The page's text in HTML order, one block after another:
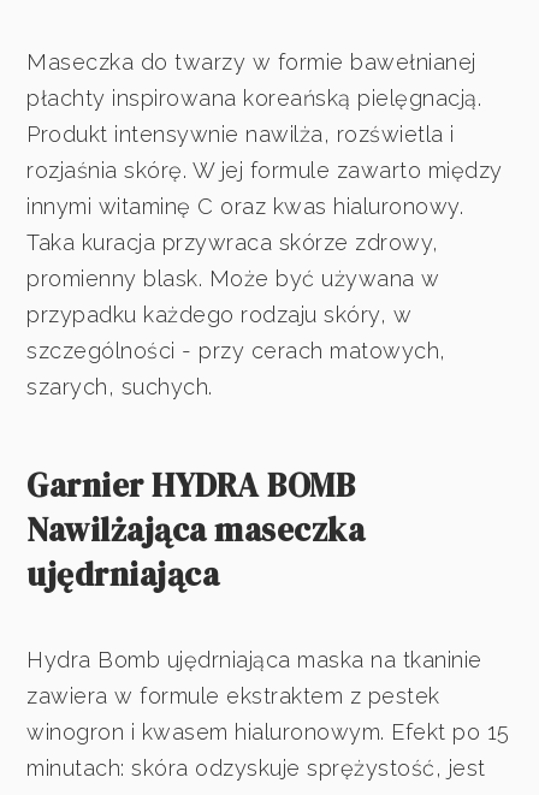
Maseczka do twarzy w formie bawełnianej
płachty inspirowana koreańską pielęgnacją.
Produkt intensywnie nawilża, rozświetla i
rozjaśnia skórę. W jej formule zawarto między
innymi witaminę C oraz kwas hialuronowy.
Taka kuracja przywraca skórze zdrowy,
promienny blask. Może być używana w
przypadku każdego rodzaju skóry, w
szczególności - przy cerach matowych,
szarych, suchych.
Garnier HYDRA BOMB
Nawilżająca maseczka
ujędrniająca
Hydra Bomb ujędrniająca maska na tkaninie
zawiera w formule ekstraktem z pestek
winogron i kwasem hialuronowym. Efekt po 15
minutach: skóra odzyskuje sprężystość, jest